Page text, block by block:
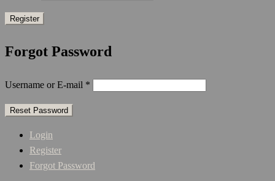
Forgot Password
Username or E-mail *
Login
Register
Forgot Password